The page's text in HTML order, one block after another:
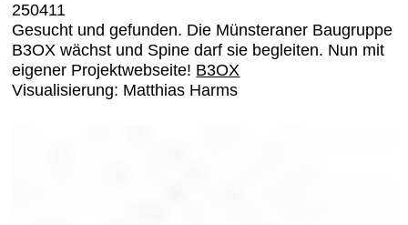
250411
Gesucht und gefunden. Die Münsteraner Baugruppe
B3OX wächst und Spine darf sie begleiten. Nun mit
eigener Projektwebseite! B3OX
Visualisierung: Matthias Harms